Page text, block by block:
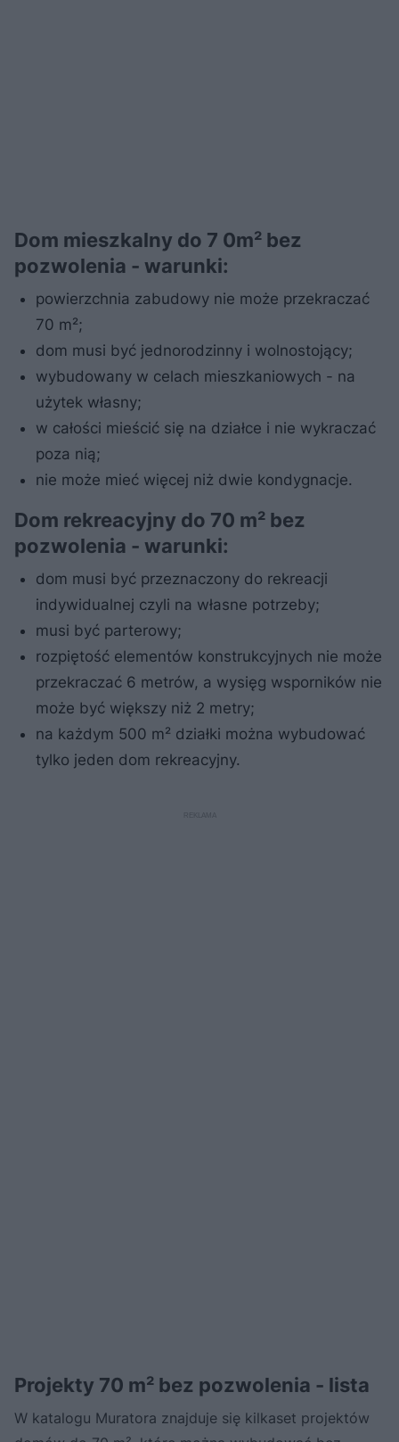
Dom mieszkalny do 7 0m² bez
pozwolenia - warunki:
powierzchnia zabudowy nie może przekraczać
70 m²;
dom musi być jednorodzinny i wolnostojący;
wybudowany w celach mieszkaniowych - na
użytek własny;
w całości mieścić się na działce i nie wykraczać
poza nią;
nie może mieć więcej niż dwie kondygnacje.
Dom rekreacyjny do 70 m² bez
pozwolenia - warunki:
dom musi być przeznaczony do rekreacji
indywidualnej czyli na własne potrzeby;
musi być parterowy;
rozpiętość elementów konstrukcyjnych nie może
przekraczać 6 metrów, a wysięg wsporników nie
może być większy niż 2 metry;
na każdym 500 m² działki można wybudować
tylko jeden dom rekreacyjny.
Projekty 70 m² bez pozwolenia - lista
W katalogu Muratora znajduje się kilkaset projektów